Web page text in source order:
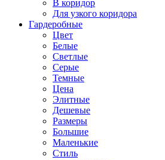
В коридор
Для узкого коридора
Гардеробные
Цвет
Белые
Светлые
Серые
Темные
Цена
Элитные
Дешевые
Размеры
Большие
Маленькие
Стиль